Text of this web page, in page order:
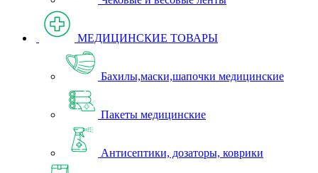
МЕДИЦИНСКИЕ ТОВАРЫ
Бахилы,маски,шапочки медицинские
Пакеты медицинские
Антисептики, дозаторы, коврики